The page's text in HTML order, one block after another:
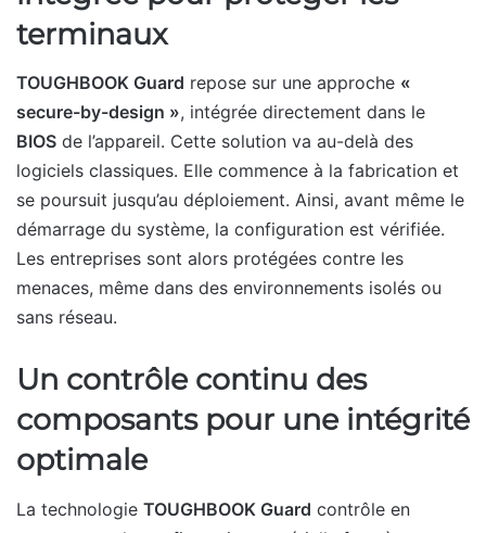
terminaux
TOUGHBOOK Guard repose sur une approche «
secure-by-design », intégrée directement dans le
BIOS de l’appareil. Cette solution va au-delà des
logiciels classiques. Elle commence à la fabrication et
se poursuit jusqu’au déploiement. Ainsi, avant même le
démarrage du système, la configuration est vérifiée.
Les entreprises sont alors protégées contre les
menaces, même dans des environnements isolés ou
sans réseau.
Un contrôle continu des
composants pour une intégrité
optimale
La technologie TOUGHBOOK Guard contrôle en